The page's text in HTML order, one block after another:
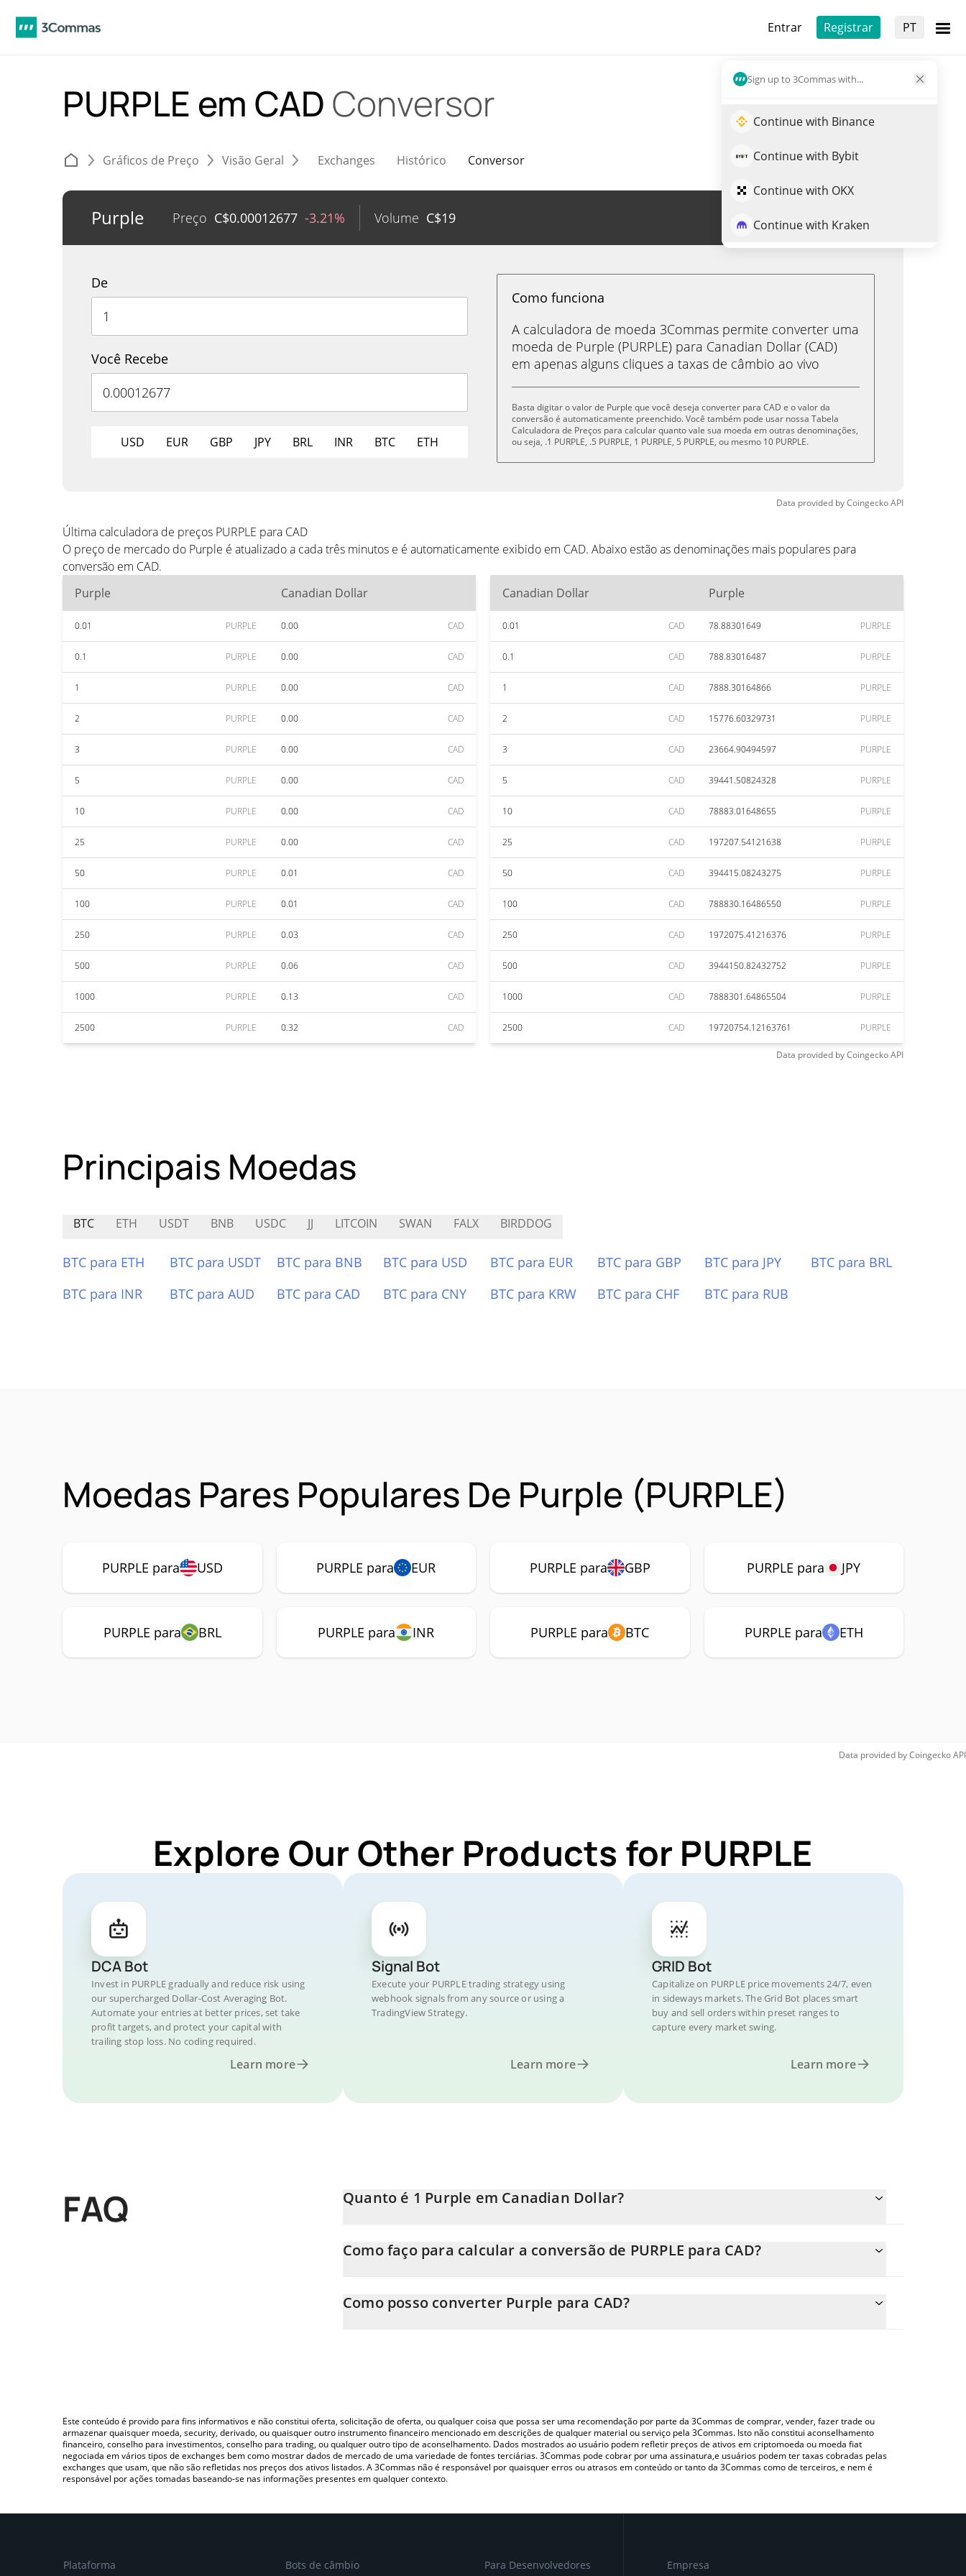
Entrar Registrar PT
Sign up to 3Commas with...
Continue with Binance
Continue with Bybit
Continue with OKX
Continue with Kraken
PURPLE em CAD Conversor
Gráficos de Preço Visão Geral Exchanges Histórico Conversor
Purple Preço C$0.00012677 -3.21% Volume C$19 Trade de PURPLE
De
Você Recebe
USD EUR GBP JPY BRL INR BTC ETH
Como funciona
A calculadora de moeda 3Commas permite converter uma
moeda de Purple (PURPLE) para Canadian Dollar (CAD)
em apenas alguns cliques a taxas de câmbio ao vivo
Basta digitar o valor de Purple que você deseja converter para CAD e o valor da
conversão é automaticamente preenchido. Você também pode usar nossa Tabela
Calculadora de Preços para calcular quanto vale sua moeda em outras denominações,
ou seja, .1 PURPLE, .5 PURPLE, 1 PURPLE, 5 PURPLE, ou mesmo 10 PURPLE.
Data provided byCoingeckoAPI
Última calculadora de preços PURPLE para CAD
O preço de mercado do Purple é atualizado a cada três minutos e é automaticamente exibido em CAD. Abaixo estão as denominações mais populares para
conversão em CAD.
Purple
Canadian Dollar
0.01 PURPLE 0.00 CAD
0.1 PURPLE 0.00 CAD
1 PURPLE 0.00 CAD
2 PURPLE 0.00 CAD
3 PURPLE 0.00 CAD
5 PURPLE 0.00 CAD
10 PURPLE 0.00 CAD
25 PURPLE 0.00 CAD
50 PURPLE 0.01 CAD
100 PURPLE 0.01 CAD
250 PURPLE 0.03 CAD
500 PURPLE 0.06 CAD
1000 PURPLE 0.13 CAD
2500 PURPLE 0.32 CAD
Canadian Dollar Purple
0.01 CAD 78.88301649 PURPLE
0.1 CAD 788.83016487 PURPLE
1 CAD 7888.30164866 PURPLE
2 CAD 15776.60329731 PURPLE
3 CAD 23664.90494597 PURPLE
5 CAD 39441.50824328 PURPLE
10 CAD 78883.01648655 PURPLE
25 CAD 197207.54121638 PURPLE
50 CAD 394415.08243275 PURPLE
100 CAD 788830.16486550 PURPLE
250 CAD 1972075.41216376 PURPLE
500 CAD 3944150.82432752 PURPLE
1000 CAD 7888301.64865504 PURPLE
2500 CAD 19720754.12163761 PURPLE
Data provided byCoingeckoAPI
Principais Moedas
BTC ETH USDT BNB USDC JJ LITCOIN SWAN FALX BIRDDOG
BTC para ETH BTC para USDT BTC para BNB BTC para USD BTC para EUR BTC para GBP BTC para JPY
BTC para BRL
BTC para INR
BTC para AUD BTC para CAD BTC para CNY BTC para KRW BTC para CHF BTC para RUB
Moedas Pares Populares De Purple (PURPLE)
PURPLE para USD PURPLE para EUR PURPLE para GBP PURPLE para JPY
PURPLE para BRL PURPLE para INR PURPLE para BTC PURPLE para ETH
Data provided byCoingeckoAPI
Explore Our Other Products for PURPLE
DCA Bot
Invest in PURPLE gradually and reduce risk using
our supercharged Dollar-Cost Averaging Bot.
Automate your entries at better prices, set take
profit targets, and protect your capital with
trailing stop loss. No coding required.
Learn more
Signal Bot
Execute your PURPLE trading strategy using
webhook signals from any source or using a
TradingView Strategy.
Learn more
GRID Bot
Capitalize on PURPLE price movements 24/7, even
in sideways markets. The Grid Bot places smart
buy and sell orders within preset ranges to
capture every market swing.
Learn more
FAQ Quanto é 1 Purple em Canadian Dollar?
Neste momento, 1 Purple equivale a 0.00012677 CAD
Como faço para calcular a conversão de PURPLE para CAD?
simplesmente inserindo a quantidade de Purple no campo correspondente e converterá automaticamente o valor
em Canadian Dollar (CAD).
Como posso converter Purple para CAD?
Este conteúdo é provido para fins informativos e não constitui oferta, solicitação de oferta, ou qualquer coisa que possa ser uma recomendação por parte da 3Commas de comprar, vender, fazer trade ou
armazenar quaisquer moeda, security, derivado, ou quaisquer outro instrumento financeiro mencionado em descrições de qualquer material ou serviço pela 3Commas. Isto não constitui aconselhamento
financeiro, conselho para investimentos, conselho para trading, ou qualquer outro tipo de aconselhamento. Dados mostrados ao usuário podem refletir preços de ativos em criptomoeda ou moeda fiat
negociada em vários tipos de exchanges bem como mostrar dados de mercado de uma variedade de fontes terciárias. 3Commas pode cobrar por uma assinatura,e usuários podem ter taxas cobradas pelas
exchanges que usam, que não são refletidas nos preços dos ativos listados. A 3Commas não é responsável por quaisquer erros ou atrasos em conteúdo or tanto da 3Commas como de terceiros, e nem é
responsável por ações tomadas baseando-se nas informações presentes em qualquer contexto.
Plataforma Bots de câmbio Para Desenvolvedores Empresa